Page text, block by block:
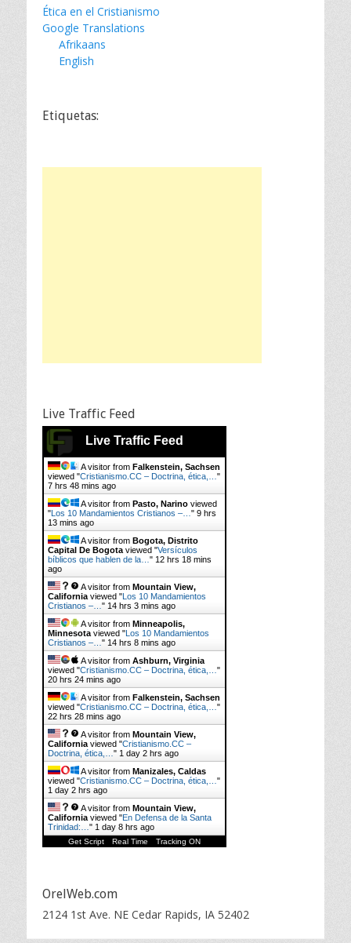
Ética en el Cristianismo
Google Translations
Afrikaans
English
Etiquetas:
Live Traffic Feed
Live Traffic Feed
A visitor from Falkenstein, Sachsen
viewed "Cristianismo.CC – Doctrina, ética,… "
7 hrs 48 mins ago
A visitor from Pasto, Narino viewed
"Los 10 Mandamientos Cristianos –… " 9 hrs
13 mins ago
A visitor from Bogota, Distrito
Capital De Bogota viewed "Versículos
bíblicos que hablen de la… " 12 hrs 18 mins
ago
A visitor from Mountain View,
California viewed "Los 10 Mandamientos
Cristianos –… " 14 hrs 3 mins ago
A visitor from Minneapolis,
Minnesota viewed "Los 10 Mandamientos
Cristianos –… " 14 hrs 8 mins ago
A visitor from Ashburn, Virginia
viewed "Cristianismo.CC – Doctrina, ética,… "
20 hrs 24 mins ago
A visitor from Falkenstein, Sachsen
viewed "Cristianismo.CC – Doctrina, ética,… "
22 hrs 28 mins ago
A visitor from Mountain View,
California viewed "Cristianismo.CC –
Doctrina, ética,… " 1 day 2 hrs ago
A visitor from Manizales, Caldas
viewed "Cristianismo.CC – Doctrina, ética,… "
1 day 2 hrs ago
A visitor from Mountain View,
California viewed "En Defensa de la Santa
Trinidad:… " 1 day 8 hrs ago
Get Script Real Time Tracking ON
OrelWeb.com
2124 1st Ave. NE Cedar Rapids, IA 52402